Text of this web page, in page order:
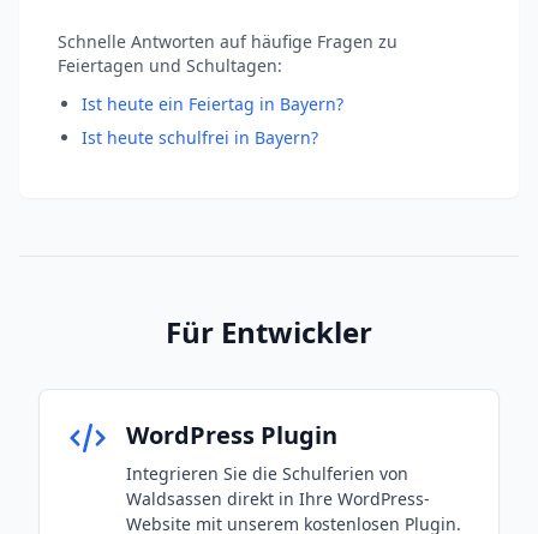
Schnelle Antworten auf häufige Fragen zu
Feiertagen und Schultagen:
Ist heute ein Feiertag in Bayern?
Ist heute schulfrei in Bayern?
Für Entwickler
WordPress Plugin
Integrieren Sie die Schulferien von
Waldsassen direkt in Ihre WordPress-
Website mit unserem kostenlosen Plugin.